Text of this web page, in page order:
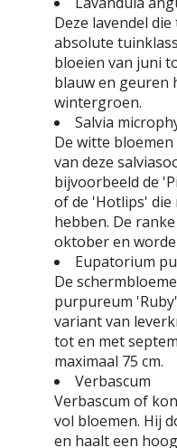
Deze lavendel
absolute
bloeien van juni
blauw en geuren
wintergroen.
Salvia
De witte
van deze
bijvoorbeeld de
of de 'Hotlips'
hebben. De
oktober en
Eupatorium
De
purpureum
variant van
tot en met
maximaal 75 cm.
Verbascum
Verbascum of
vol bloemen. Hij
en haalt een